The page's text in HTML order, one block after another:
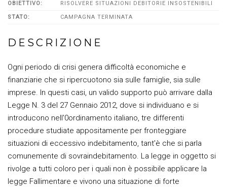
OBIETTIVO: RISOLVERE SITUAZIONI DEBITORIE INSOSTENIBILI
STATO: CAMPAGNA TERMINATA
DESCRIZIONE
Ogni periodo di crisi genera difficoltà economiche e
finanziarie che si ripercuotono sia sulle famiglie, sia sulle
imprese. In questi casi, un valido supporto può arrivare dalla
Legge N. 3 del 27 Gennaio 2012, dove si individuano e si
introducono nell'0ordinamento italiano, tre differenti
procedure studiate appositamente per fronteggiare
situazioni di eccessivo indebitamento, tant'è che si parla
comunemente di sovraindebitamento. La legge in oggetto si
rivolge a tutti coloro per i quali non è possibile applicare la
legge Fallimentare e vivono una situazione di forte